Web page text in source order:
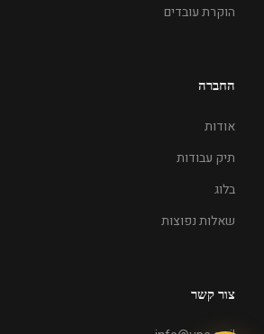
הוקרת עובדים
החברה
אודות
תיק עבודות
בלוג
שאלות נפוצות
צור קשר